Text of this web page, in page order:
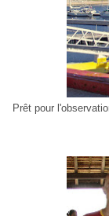
Prêt pour